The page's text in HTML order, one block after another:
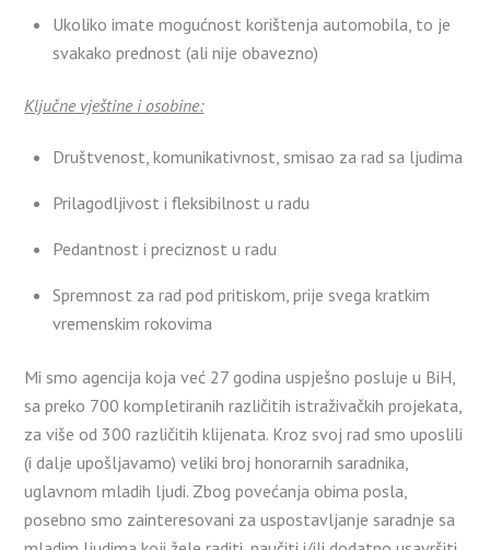
Ukoliko imate mogućnost korištenja automobila, to je
svakako prednost (ali nije obavezno)
Ključne vještine i osobine:
Društvenost, komunikativnost, smisao za rad sa ljudima
Prilagodljivost i fleksibilnost u radu
Pedantnost i preciznost u radu
Spremnost za rad pod pritiskom, prije svega kratkim
vremenskim rokovima
Mi smo agencija koja već 27 godina uspješno posluje u BiH,
sa preko 700 kompletiranih različitih istraživačkih projekata,
za više od 300 različitih klijenata. Kroz svoj rad smo uposlili
(i dalje upošljavamo) veliki broj honorarnih saradnika,
uglavnom mladih ljudi. Zbog povećanja obima posla,
posebno smo zainteresovani za uspostavljanje saradnje sa